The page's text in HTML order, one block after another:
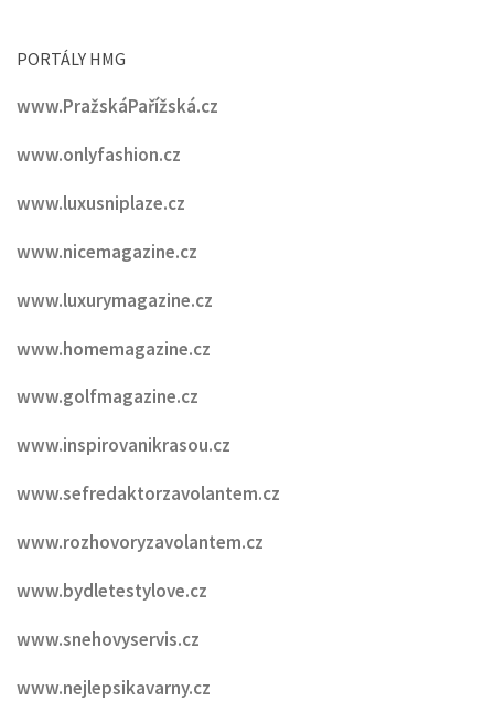
PORTÁLY HMG
www.PražskáPařížská.cz
www.onlyfashion.cz
www.luxusniplaze.cz
www.nicemagazine.cz
www.luxurymagazine.cz
www.homemagazine.cz
www.golfmagazine.cz
www.inspirovanikrasou.cz
www.sefredaktorzavolantem.cz
www.rozhovoryzavolantem.cz
www.bydletestylove.cz
www.snehovyservis.cz
www.nejlepsikavarny.cz